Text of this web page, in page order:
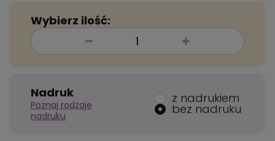
Wybierz ilość:
Nadruk
Poznaj rodzaje
nadruku
z nadrukiem
bez nadruku